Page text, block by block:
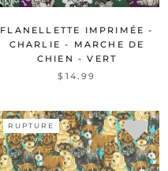
FLANELLETTE IMPRIMÉE -
CHARLIE - MARCHE DE
CHIEN - VERT
$14.99
RUPTURE